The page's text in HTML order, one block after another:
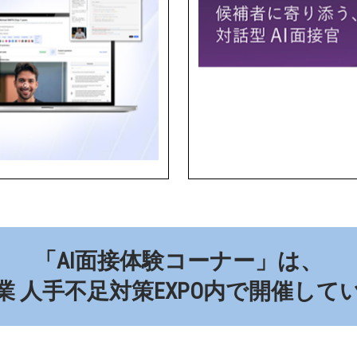
「AI面接体験コーナー」は、
人手不足対策EXPO内で開催して